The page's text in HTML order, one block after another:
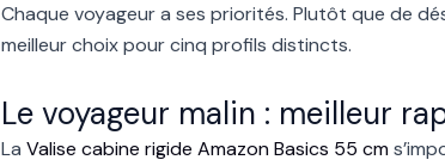
Chaque voyageur a ses priorités. Plutôt que de
meilleur choix pour cinq profils distincts.
Le voyageur malin : meilleur
La Valise cabine rigide Amazon Basics 55 cm